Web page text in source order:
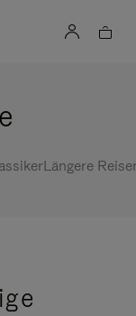
Längere